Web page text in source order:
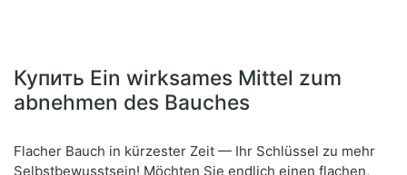
Купить Ein wirksames Mittel zum
abnehmen des Bauches
Flacher Bauch in kürzester Zeit — Ihr Schlüssel zu mehr
Selbstbewusstsein! Möchten Sie endlich einen flachen,